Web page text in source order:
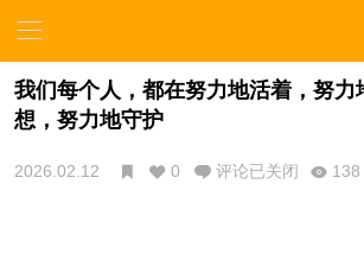
我们每个人，都在努力地活着，努力
想，努力地守护
2026.02.12 0 评论已关闭 138